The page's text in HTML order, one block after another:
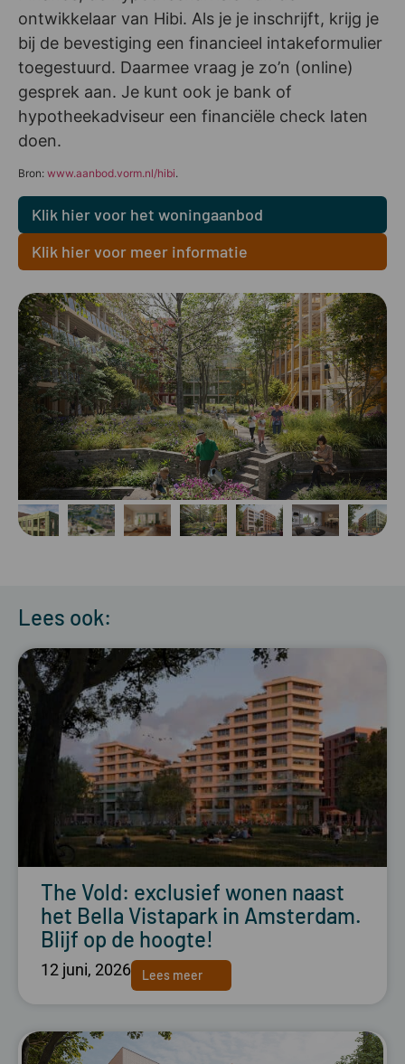
ontwikkelaar van Hibi. Als je je inschrijft, krijg je
bij de bevestiging een financieel intakeformulier
toegestuurd. Daarmee vraag je zo’n (online)
gesprek aan. Je kunt ook je bank of
hypotheekadviseur een financiële check laten
doen.
Bron: www.aanbod.vorm.nl/hibi.
Klik hier voor het woningaanbod
Klik hier voor meer informatie
Lees ook:
The Vold: exclusief wonen naast
het Bella Vistapark in Amsterdam.
Blijf op de hoogte!
12 juni, 2026 Lees meer